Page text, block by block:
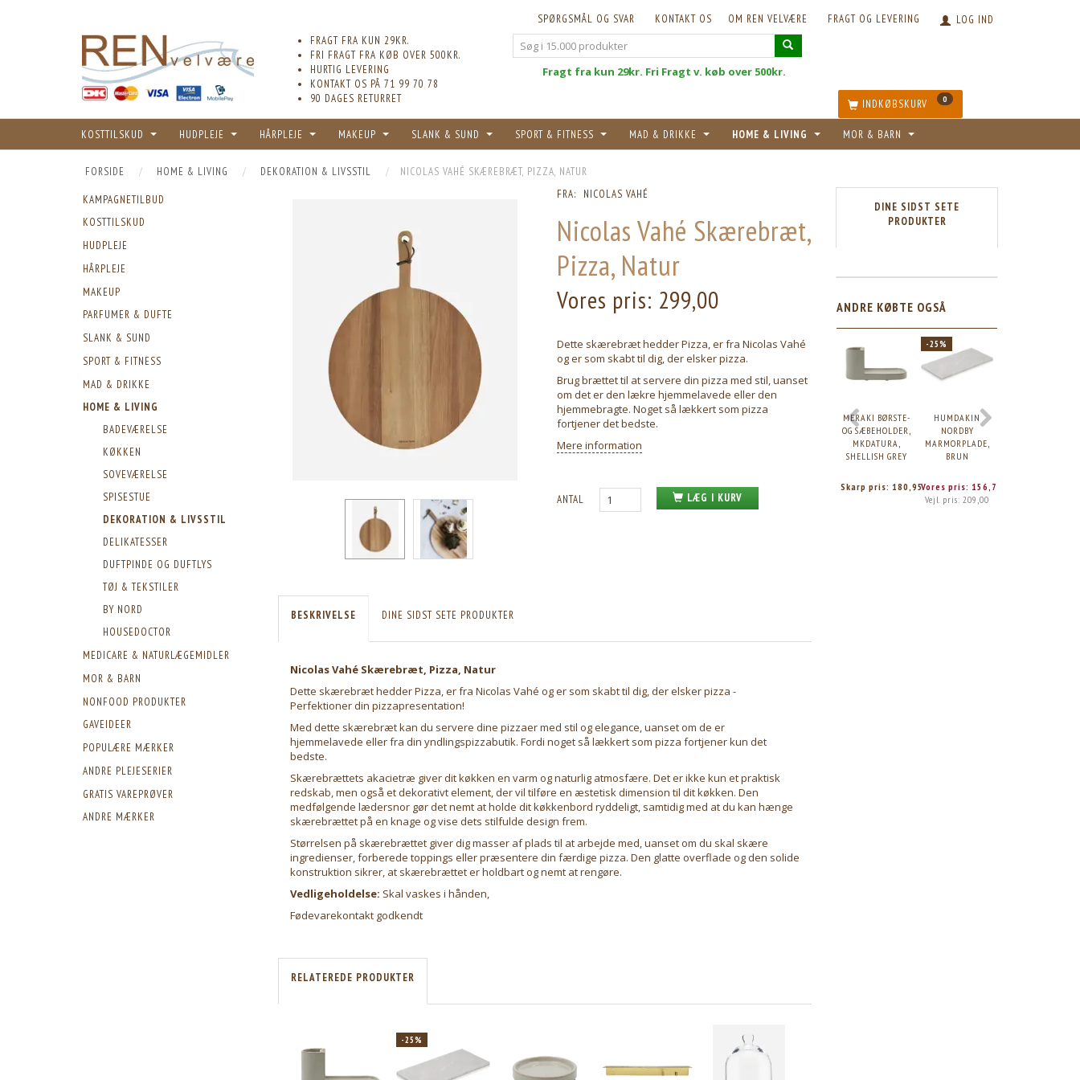
LOG IND
FRAGT OG LEVERING
OM REN VELVÆRE
KONTAKT OS
SPØRGSMÅL OG SVAR
FRAGT FRA KUN 29KR.
FRI FRAGT FRA KØB OVER 500KR.
HURTIG LEVERING
KONTAKT OS PÅ 71 99 70 78
90 DAGES RETURRET
Fragt fra kun 29kr. Fri Fragt v. køb over 500kr.
INDKØBSKURV 0
KOSTTILSKUD HUDPLEJE HÅRPLEJE MAKEUP SLANK & SUND SPORT & FITNESS MAD & DRIKKE HOME & LIVING MOR & BARN
FORSIDE HOME & LIVING DEKORATION & LIVSSTIL NICOLAS VAHÉ SKÆREBRÆT, PIZZA, NATUR
KAMPAGNETILBUD
KOSTTILSKUD
HUDPLEJE
HÅRPLEJE
MAKEUP
PARFUMER & DUFTE
SLANK & SUND
SPORT & FITNESS
MAD & DRIKKE
HOME & LIVING
BADEVÆRELSE
KØKKEN
SOVEVÆRELSE
SPISESTUE
DEKORATION & LIVSSTIL
DELIKATESSER
DUFTPINDE OG DUFTLYS
TØJ & TEKSTILER
BY NORD
HOUSEDOCTOR
MEDICARE & NATURLÆGEMIDLER
MOR & BARN
NONFOOD PRODUKTER
GAVEIDEER
POPULÆRE MÆRKER
ANDRE PLEJESERIER
GRATIS VAREPRØVER
ANDRE MÆRKER
FRA: NICOLAS VAHÉ
Nicolas Vahé Skærebræt,
Pizza, Natur
Vores pris: 299,00
Dette skærebræt hedder Pizza, er fra Nicolas Vahé
og er som skabt til dig, der elsker pizza.
Brug brættet til at servere din pizza med stil, uanset
om det er den lækre hjemmelavede eller den
hjemmebragte. Noget så lækkert som pizza
fortjener det bedste.
Mere information
ANTAL LÆG I KURV
BESKRIVELSE DINE SIDST SETE PRODUKTER
Nicolas Vahé Skærebræt, Pizza, Natur
Dette skærebræt hedder Pizza, er fra Nicolas Vahé og er som skabt til dig, der elsker pizza -
Perfektioner din pizzapresentation!
Med dette skærebræt kan du servere dine pizzaer med stil og elegance, uanset om de er
hjemmelavede eller fra din yndlingspizzabutik. Fordi noget så lækkert som pizza fortjener kun det
bedste.
Skærebrættets akacietræ giver dit køkken en varm og naturlig atmosfære. Det er ikke kun et praktisk
redskab, men også et dekorativt element, der vil tilføre en æstetisk dimension til dit køkken. Den
medfølgende lædersnor gør det nemt at holde dit køkkenbord ryddeligt, samtidig med at du kan hænge
skærebrættet på en knage og vise dets stilfulde design frem.
Størrelsen på skærebrættet giver dig masser af plads til at arbejde med, uanset om du skal skære
ingredienser, forberede toppings eller præsentere din færdige pizza. Den glatte overflade og den solide
konstruktion sikrer, at skærebrættet er holdbart og nemt at rengøre.
Vedligeholdelse: Skal vaskes i hånden,
Fødevarekontakt godkendt
RELATEREDE PRODUKTER
-25%
DINE SIDST SETE
PRODUKTER
ANDRE KØBTE OGSÅ
MERAKI BØRSTE-
OG SÆBEHOLDER,
MKDATURA,
SHELLISH GREY
Skarp pris:180,95
-25%
HUMDAKIN
NORDBY
MARMORPLADE,
BRUN
Vores pris:156,75
Vejl. pris:209,00